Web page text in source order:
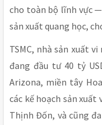
cho toàn bộ lĩnh vực —
sản xuất quang học,
TSMC, nhà sản xuất
đang đầu tư 40 tỷ
Arizona, miền tây
các kế hoạch sản xuất
Thịnh Đốn, và cũng